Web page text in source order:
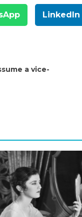
LinkedIn
a vice-